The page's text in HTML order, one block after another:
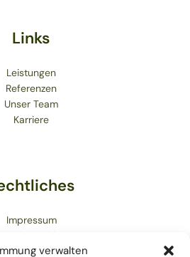
verwalten
Links
Leistungen
Referenzen
Unser Team
Karriere
Impressum
Richtlinie